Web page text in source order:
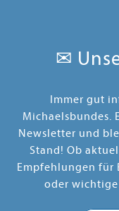
✉
Immer gut
Michaelsbundes.
Newsletter und
Stand! Ob
Empfehlungen für
oder